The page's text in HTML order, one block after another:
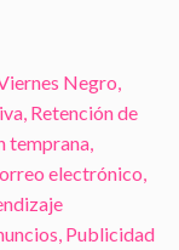
Negro,
, Retención de
temprana,
electrónico,
, Publicidad